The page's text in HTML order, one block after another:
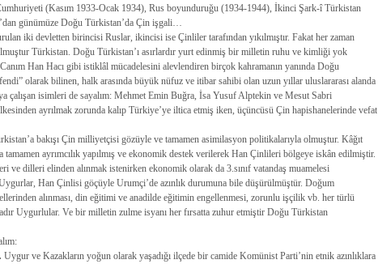
(Kasım 1933-Ocak 1934), Rus boyunduruğu (1934-1944), İkinci Şark-î Türkistan
günümüze Doğu Türkistan’da Çin işgali…
iki devletten birincisi Ruslar, ikincisi ise Çinliler tarafından yıkılmıştır. Fakat her zaman
Türkistan. Doğu Türkistan’ı asırlardır yurt edinmiş bir milletin ruhu ve kimliği yok
Han Hacı gibi istiklâl mücadelesini alevlendiren birçok kahramanın yanında Doğu
olarak bilinen, halk arasında büyük nüfuz ve itibar sahibi olan uzun yıllar uluslararası alanda
çalışan isimleri de sayalım: Mehmet Emin Buğra, İsa Yusuf Alptekin ve Mesut Sabri
ayrılmak zorunda kalıp Türkiye’ye iltica etmiş iken, üçüncüsü Çin hapishanelerinde vefat
bakışı Çin milliyetçisi gözüyle ve tamamen asimilasyon politikalarıyla olmuştur. Kâğıt
ayrımcılık yapılmış ve ekonomik destek verilerek Han Çinlileri bölgeye iskân edilmiştir.
ve dilleri elinden alınmak istenirken ekonomik olarak da 3.sınıf vatandaş muamelesi
Han Çinlisi göçüyle Urumçi’de azınlık durumuna bile düşürülmüştür. Doğum
alınması, din eğitimi ve anadilde eğitimin engellenmesi, zorunlu işçilik vb. her türlü
Uygurlular. Ve bir milletin zulme isyanı her fırsatta zuhur etmiştir Doğu Türkistan
Uygur ve Kazakların yoğun olarak yaşadığı ilçede bir camide Komünist Parti’nin etnik azınlıklara